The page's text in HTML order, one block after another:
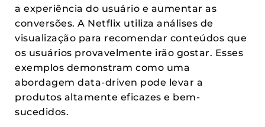
a experiência do usuário e aumentar as
conversões. A Netflix utiliza análises de
visualização para recomendar conteúdos que
os usuários provavelmente irão gostar. Esses
exemplos demonstram como uma
abordagem data-driven pode levar a
produtos altamente eficazes e bem-
sucedidos.